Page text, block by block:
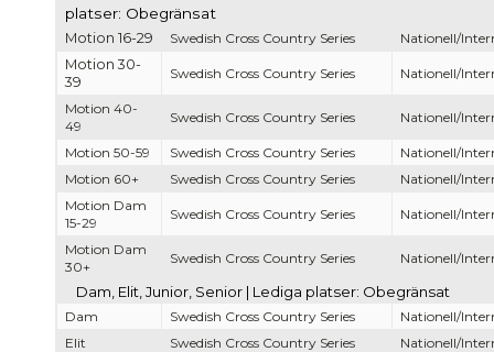
platser: Obegränsat
Motion 16-29 Swedish Cross Country Series
Nationell/
Motion 30-
39
Swedish Cross Country Series Nationell/
Motion 40-
49
Swedish Cross Country Series Nationell/
Motion 50-59 Swedish Cross Country Series
Nationell/
Motion 60+
Swedish Cross Country Series
Nationell/
Motion Dam
15-29
Swedish Cross Country Series Nationell/
Motion Dam
30+
Swedish Cross Country Series Nationell/
Dam, Elit, Junior, Senior | Lediga platser: Obegränsat
Dam Swedish Cross Country Series
Nationell/
Elit
Swedish Cross Country Series
Nationell/